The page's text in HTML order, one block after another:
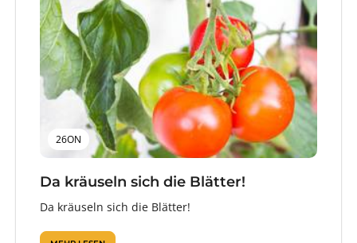
26ON
Da kräuseln sich die Blätter!
Da kräuseln sich die Blätter!